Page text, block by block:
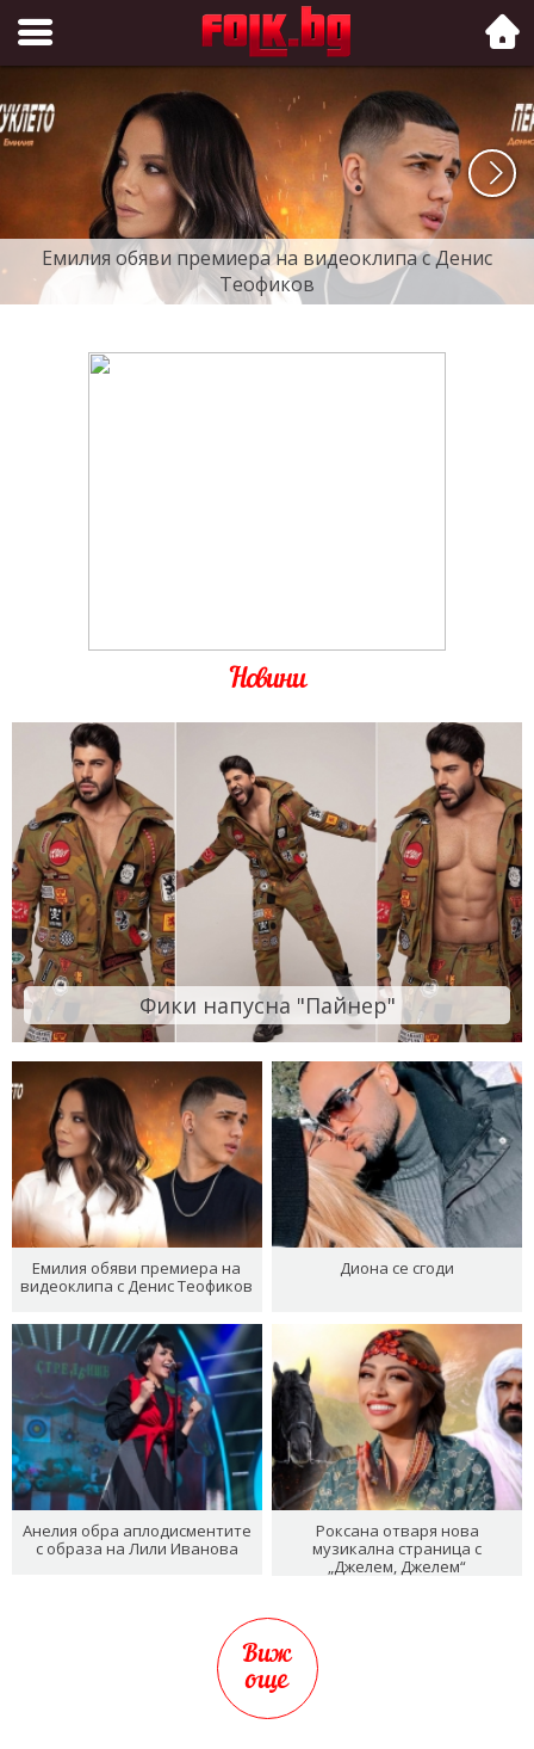
Folk.bg
Емилия обяви премиера на видеоклипа с Денис
Теофиков
Новини
Фики напусна "Пайнер"
Емилия обяви премиера на
видеоклипа с Денис Теофиков
Диона се сгоди
Анелия обра аплодисментите
с образа на Лили Иванова
Роксана отваря нова
музикална страница с
„Джелем, Джелем“
Виж
още